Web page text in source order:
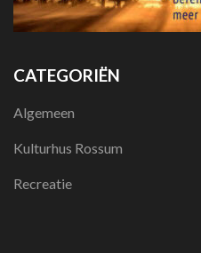
CATEGORIËN
Algemeen
Kulturhus Rossum
Recreatie